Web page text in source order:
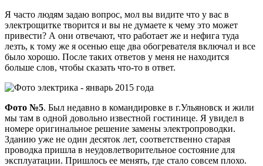
Я часто людям задаю вопрос, мол вы видите что у вас в
электрощитке творится и вы не думаете к чему это может
привести? А они отвечают, что работает же и нефига туда
лезть, к тому же я осенью еще два обогревателя включал и все
было хорошо. После таких ответов у меня не находится
больше слов, чтобы сказать что-то в ответ.
Фото №5. Был недавно в командировке в г.Ульяновск и жили
мы там в одной довольно известной гостинице. Я увидел в
номере оригинальное решение замены электропроводки.
Зданию уже не один десяток лет, соответственно старая
проводка пришла в неудовлетворительное состояние для
эксплуатации. Пришлось ее менять, где стало совсем плохо.